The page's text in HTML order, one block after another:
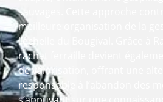
sauvages. Cette approche
meilleure organisation de la
l’échelle du Bougival. Grâce à
rachat ferraille devient
de valorisation, offrant une
responsable à l’abandon des